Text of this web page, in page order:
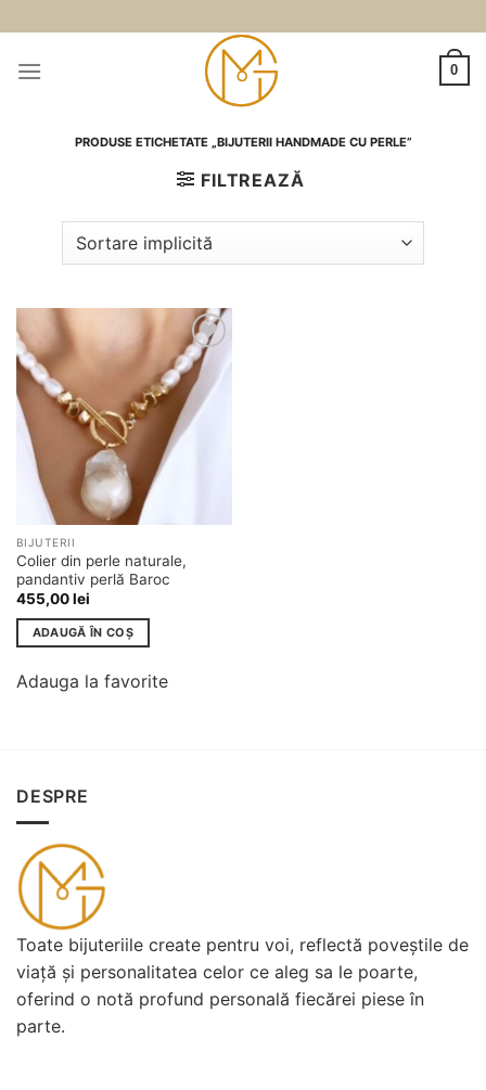
to
content
0
PRODUSE ETICHETATE „BIJUTERII HANDMADE CU PERLE”
FILTREAZĂ
Adauga
la
favorite
BIJUTERII
Colier din perle naturale,
pandantiv perlă Baroc
455,00lei
ADAUGĂ ÎN COȘ
Adauga la favorite
DESPRE
Toate bijuteriile create pentru voi, reflectă poveștile de
viață și personalitatea celor ce aleg sa le poarte,
oferind o notă profund personală fiecărei piese în
parte.